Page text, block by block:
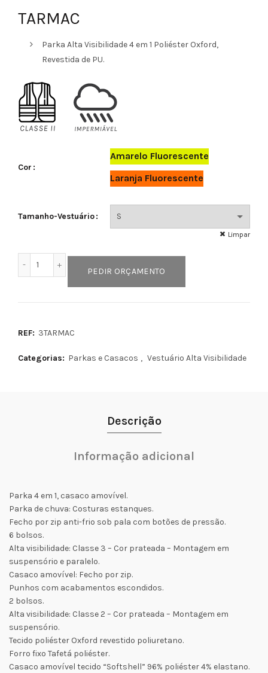
TARMAC
Parka Alta Visibilidade 4 em 1 Poliéster Oxford,
Revestida de PU.
Cor
Amarelo Fluorescente
Laranja Fluorescente
Tamanho-Vestuário
Limpar
Quantidade de TARMAC
PEDIR ORÇAMENTO
REF: 3TARMAC
Categorias: Parkas e Casacos , Vestuário Alta Visibilidade
Descrição
Informação adicional
Parka 4 em 1, casaco amovível.
Parka de chuva: Costuras estanques.
Fecho por zip anti-frio sob pala com botões de pressão.
6 bolsos.
Alta visibilidade: Classe 3 – Cor prateada – Montagem em
suspensório e paralelo.
Casaco amovível: Fecho por zip.
Punhos com acabamentos escondidos.
2 bolsos.
Alta visibilidade: Classe 2 – Cor prateada – Montagem em
suspensório.
Tecido poliéster Oxford revestido poliuretano.
Forro fixo Tafetá poliéster.
Casaco amovível tecido “Softshell” 96% poliéster 4% elastano.